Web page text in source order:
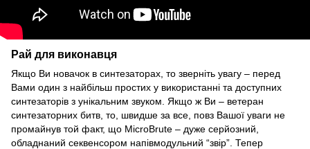
Рай для виконавця
Якщо Ви новачок в синтезаторах, то зверніть увагу – перед
Вами один з найбільш простих у використанні та доступних
синтезаторів з унікальним звуком. Якщо ж Ви – ветеран
синтезаторних битв, то, швидше за все, повз Вашої уваги не
промайнув той факт, що MicroBrute – дуже серйозний,
обладнаний секвенсором напівмодульний “звір”. Тепер